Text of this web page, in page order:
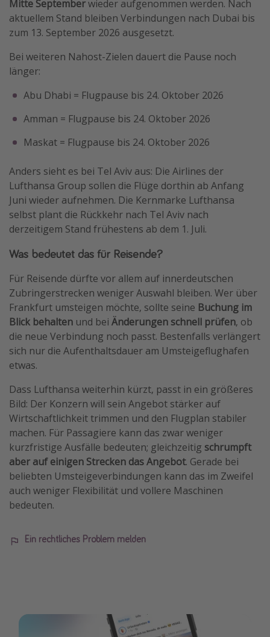
Mitte Septemberwieder aufgenommen werden. Nach
aktuellem Stand bleiben Verbindungen nach Dubai bis
zum 13. September 2026 ausgesetzt.
Bei weiteren Nahost-Zielen dauert die Pause noch
länger:
Abu Dhabi = Flugpause bis 24. Oktober 2026
Amman = Flugpause bis 24. Oktober 2026
Maskat = Flugpause bis 24. Oktober 2026
Anders sieht es bei Tel Aviv aus: Die Airlines der
Lufthansa Group sollen die Flüge dorthin ab Anfang
Juni wieder aufnehmen. Die Kernmarke Lufthansa
selbst plant die Rückkehr nach Tel Aviv nach
derzeitigem Stand frühestens ab dem 1. Juli.
Was bedeutet das für Reisende?
Für Reisende dürfte vor allem auf innerdeutschen
Zubringerstrecken weniger Auswahl bleiben. Wer über
Frankfurt umsteigen möchte, sollte seine Buchung im
Blick behalten und bei Änderungen schnell prüfen, ob
die neue Verbindung noch passt. Bestenfalls verlängert
sich nur die Aufenthaltsdauer am Umsteigeflughafen
etwas.
Dass Lufthansa weiterhin kürzt, passt in ein größeres
Bild: Der Konzern will sein Angebot stärker auf
Wirtschaftlichkeit trimmen und den Flugplan stabiler
machen. Für Passagiere kann das zwar weniger
kurzfristige Ausfälle bedeuten; gleichzeitig schrumpft
aber auf einigen Strecken das Angebot. Gerade bei
beliebten Umsteigeverbindungen kann das im Zweifel
auch weniger Flexibilität und vollere Maschinen
bedeuten.
Ein rechtliches Problem melden